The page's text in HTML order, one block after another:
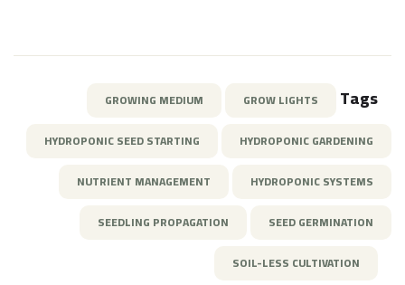
Tags
GROW LIGHTS
GROWING MEDIUM
HYDROPONIC GARDENING
HYDROPONIC SEED STARTING
HYDROPONIC SYSTEMS
NUTRIENT MANAGEMENT
SEED GERMINATION
SEEDLING PROPAGATION
SOIL-LESS CULTIVATION